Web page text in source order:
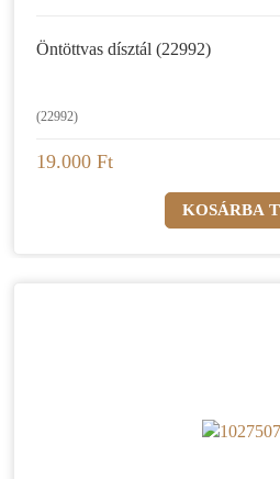
Öntöttvas dísztál (22992)
(22992)
19.000 Ft